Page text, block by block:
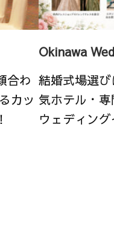
合わ
カッ
Okinawa
結婚式場選
気ホテル・
ウェディン